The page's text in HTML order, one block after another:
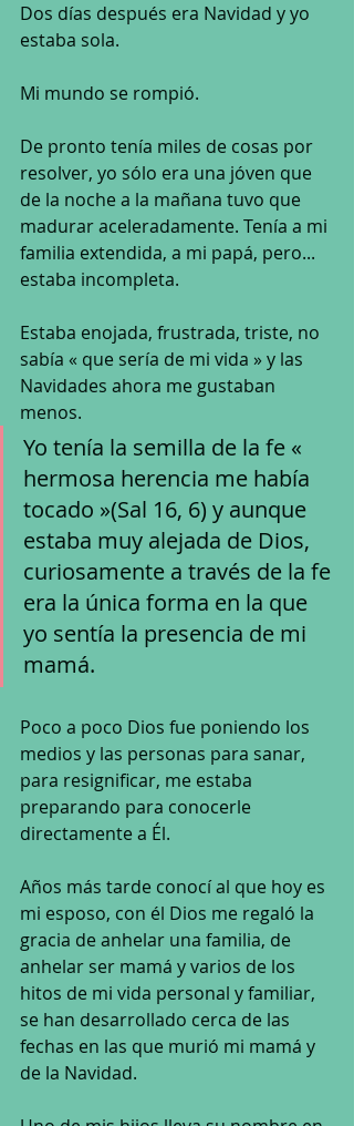
Dos días después era Navidad y yo
estaba sola.
Mi mundo se rompió.
De pronto tenía miles de cosas por
resolver, yo sólo era una jóven que
de la noche a la mañana tuvo que
madurar aceleradamente. Tenía a mi
familia extendida, a mi papá, pero...
estaba incompleta.
Estaba enojada, frustrada, triste, no
sabía « que sería de mi vida » y las
Navidades ahora me gustaban
menos.
Yo tenía la semilla de la fe «
hermosa herencia me había
tocado »(Sal 16, 6) y aunque
estaba muy alejada de Dios,
curiosamente a través de la fe
era la única forma en la que
yo sentía la presencia de mi
mamá.
Poco a poco Dios fue poniendo los
medios y las personas para sanar,
para resignificar, me estaba
preparando para conocerle
directamente a Él.
Años más tarde conocí al que hoy es
mi esposo, con él Dios me regaló la
gracia de anhelar una familia, de
anhelar ser mamá y varios de los
hitos de mi vida personal y familiar,
se han desarrollado cerca de las
fechas en las que murió mi mamá y
de la Navidad.